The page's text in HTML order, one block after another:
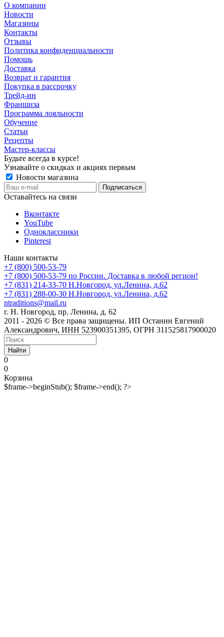
О компании
Новости
Магазины
Контакты
Отзывы
Политика конфиденциальности
Помощь
Доставка
Возврат и гарантия
Покупка в рассрочку
Трейд-ин
Франшиза
Программа лояльности
Обучение
Статьи
Рецепты
Мастер-классы
Будьте всегда в курсе!
Узнавайте о скидках и акциях первым
Новости магазина
Оставайтесь на связи
Вконтакте
YouTube
Одноклассники
Pinterest
Наши контакты
+7 (800) 500-53-79
+7 (800) 500-53-79 по России. Доставка в любой регион!
+7 (831) 214-33-70 Н.Новгород, ул.Ленина, д.62
+7 (831) 288-00-30 Н.Новгород, ул.Ленина, д.62
ntraditions@mail.ru
г. Н. Новгород, пр. Ленина, д. 62
2011 - 2026 © Все права защищены. ИП Останин Евгений
Александрович, ИНН 523900351395, ОГРН 311525817900020
Найти
0
0
Корзина
$frame->beginStub(); $frame->end(); ?>